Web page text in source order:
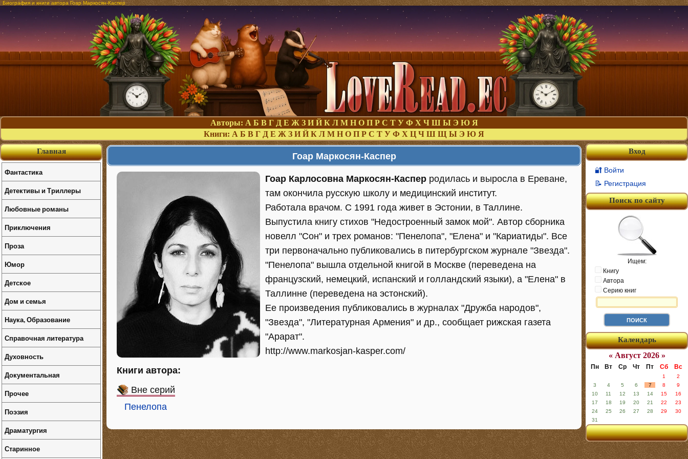
Биография и книги автора Гоар Маркосян-Каспер
Авторы: А Б В Г Д Е Ж З И Й К Л М Н О П Р С Т У Ф Х Ч Ш Ы Э Ю Я
Книги: А Б В Г Д Е Ж З И Й К Л М Н О П Р С Т У Ф Х Ц Ч Ш Щ Ы Э Ю Я
Гоар Маркосян-Каспер
Гоар Карлосовна Маркосян-Каспер родилась и выросла в Ереване,
там окончила русскую школу и медицинский институт.
Работала врачом. С 1991 года живет в Эстонии, в Таллине.
Выпустила книгу стихов "Недостроенный замок мой". Автор сборника
новелл "Сон" и трех романов: "Пенелопа", "Елена" и "Кариатиды". Все
три первоначально публиковались в питербургском журнале "Звезда".
"Пенелопа" вышла отдельной книгой в Москве (переведена на
французский, немецкий, испанский и голландский языки), а "Елена" в
Таллинне (переведена на эстонский).
Ее произведения публиковались в журналах "Дружба народов",
"Звезда", "Литературная Армения" и др., сообщает рижская газета
"Арарат".
http://www.markosjan-kasper.com/
Книги автора:
Вне серий
Пенелопа
Вход
🔐 Войти
📝 Регистрация
Поиск по сайту
Ищем:
Книгу
Автора
Серию книг
Календарь
« Август 2026 »
Пн Вт Ср Чт Пт Сб Вс
1
2
3
4 5 6 7 8
9
10
11 12 13 14 15
16
17
18 19 20 21 22
23
24
25 26 27 28 29
30
31
Главная
Фантастика
Детективы и Триллеры
Любовные романы
Приключения
Проза
Юмор
Детское
Дом и семья
Наука, Образование
Справочная литература
Духовность
Документальная
Прочее
Поэзия
Драматургия
Старинное